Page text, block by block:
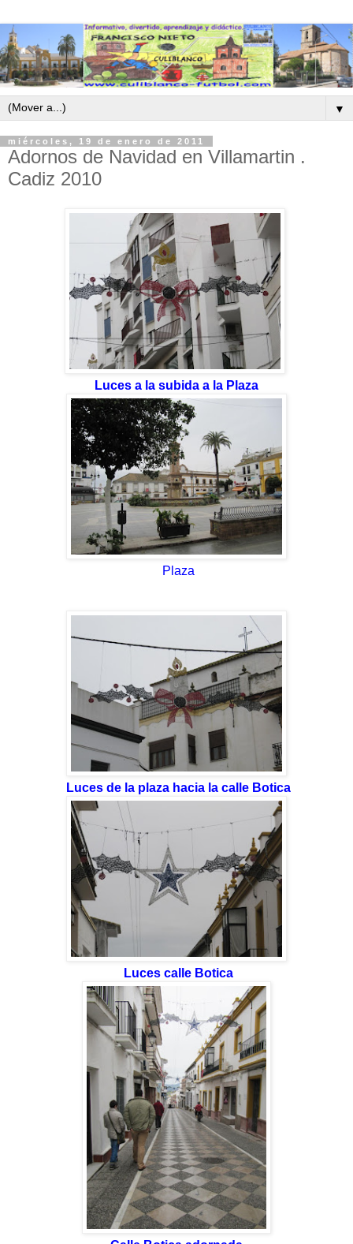
▼
miércoles, 19 de enero de 2011
Adornos de Navidad en Villamartin .
Cadiz 2010
Luces a la subida a la Plaza
Plaza
Luces de la plaza hacia la calle Botica
Luces calle Botica